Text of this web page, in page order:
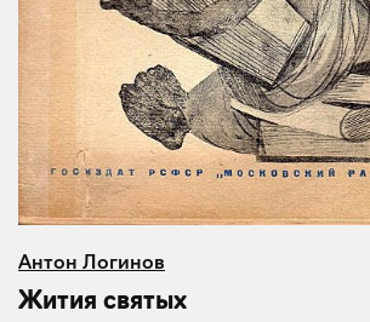
Антон Логинов
Жития святых